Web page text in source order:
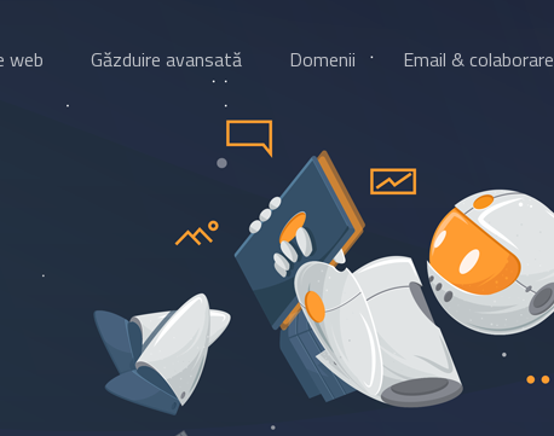
web Găzduire avansată Domenii Email & colaborare